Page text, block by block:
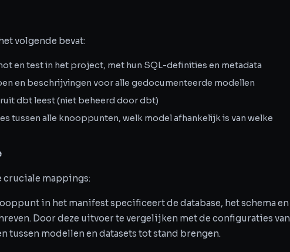
volgende bevat:
en test in het project, met hun SQL-definities en metadata
en beschrijvingen voor alle gedocumenteerde modellen
dbt leest (niet beheerd door dbt)
tussen alle knooppunten, welk model afhankelijk is van welke
cruciale mappings:
in het manifest specificeert de database, het schema en
Door deze uitvoer te vergelijken met de configuraties van
tussen modellen en datasets tot stand brengen.